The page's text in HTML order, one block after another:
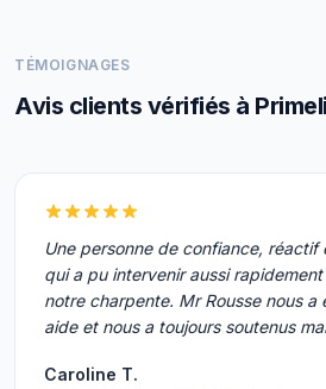
TÉMOIGNAGES
Avis clients vérifiés à
Une personne de confiance, réactif
qui a pu intervenir aussi
notre charpente. Mr Rousse nous a
aide et nous a toujours soutenus
Caroline T.